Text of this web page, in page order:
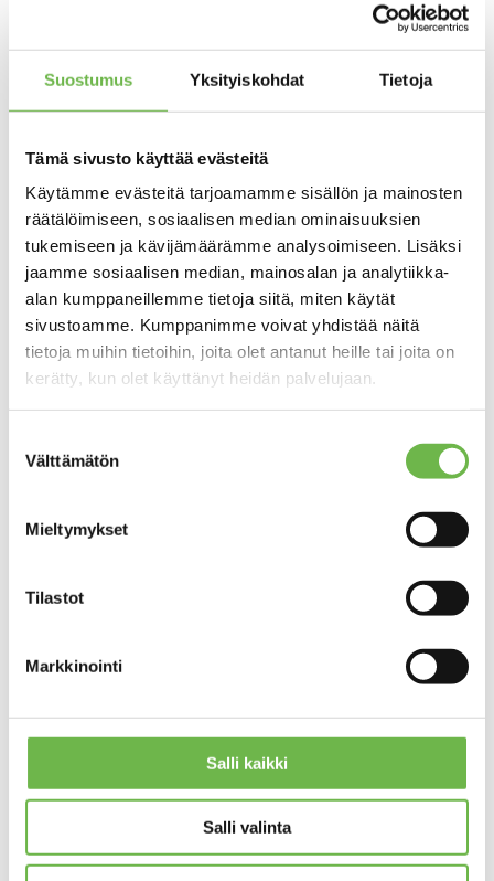
Suostumus Yksityiskohdat Tietoja
Tämä sivusto käyttää evästeitä
Käytämme evästeitä tarjoamamme sisällön ja mainosten
räätälöimiseen, sosiaalisen median ominaisuuksien
tukemiseen ja kävijämäärämme analysoimiseen. Lisäksi
jaamme sosiaalisen median, mainosalan ja analytiikka-
alan kumppaneillemme tietoja siitä, miten käytät
sivustoamme. Kumppanimme voivat yhdistää näitä
tietoja muihin tietoihin, joita olet antanut heille tai joita on
kerätty, kun olet käyttänyt heidän palvelujaan.
valinta
Välttämätön
Mieltymykset
Tilastot
Markkinointi
Salli kaikki
Salli valinta
Mikkeli |
Palhomaa Oy
Y-tunnus: 1460620-6
50100 Mikkeli
mikkeli@aitoasunnot.fi
+358 15 338 700
Esittely
Kohteen seuraavaa esittelyajankohtaa ei ole
tiedossa
Kiinnostuitko kohteesta? Ota
Puhelin *